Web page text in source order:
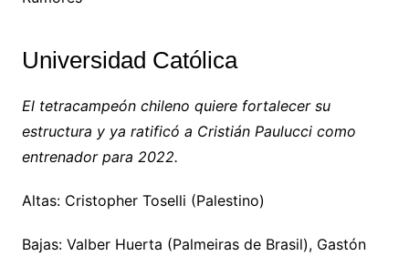
Universidad Católica
El tetracampeón chileno quiere fortalecer su
estructura y ya ratificó a Cristián Paulucci como
entrenador para 2022.
Altas: Cristopher Toselli (Palestino)
Bajas: Valber Huerta (Palmeiras de Brasil), Gastón